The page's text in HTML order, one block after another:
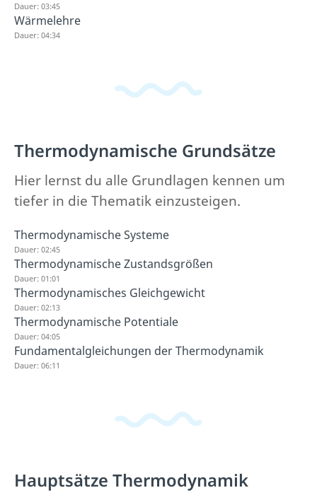
Dauer: 03:45
Wärmelehre
Dauer: 04:34
Thermodynamische Grundsätze
Hier lernst du alle Grundlagen kennen um
tiefer in die Thematik einzusteigen.
Thermodynamische Systeme
Dauer: 02:45
Thermodynamische Zustandsgrößen
Dauer: 01:01
Thermodynamisches Gleichgewicht
Dauer: 02:13
Thermodynamische Potentiale
Dauer: 04:05
Fundamentalgleichungen der Thermodynamik
Dauer: 06:11
Hauptsätze Thermodynamik